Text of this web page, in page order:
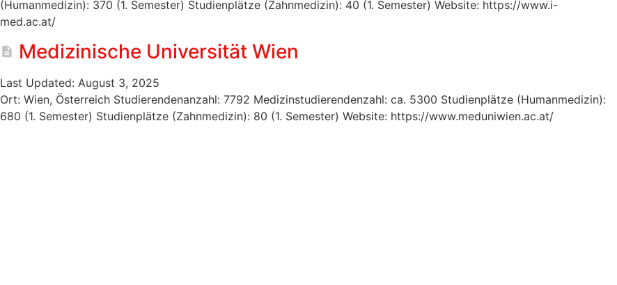
(Humanmedizin): 370 (1. Semester) Studienplätze (Zahnmedizin): 40 (1. Semester) Website: https://www.i-
med.ac.at/
Medizinische Universität Wien
Last Updated: August 3, 2025
Ort: Wien, Österreich Studierendenanzahl: 7792 Medizinstudierendenzahl: ca. 5300 Studienplätze (Humanmedizin):
680 (1. Semester) Studienplätze (Zahnmedizin): 80 (1. Semester) Website: https://www.meduniwien.ac.at/